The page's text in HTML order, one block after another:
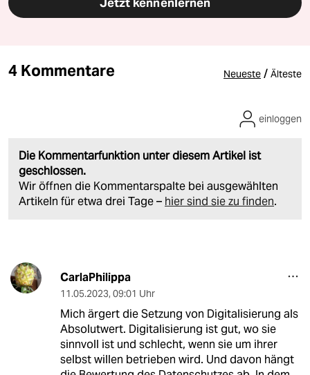
4 Kommentare Neueste / Älteste
Die Kommentarfunktion unter diesem Artikel ist
geschlossen.
Wir öffnen die Kommentarspalte bei ausgewählten
Artikeln für etwa drei Tage – hier sind sie zu finden.
einloggen
CarlaPhilippa
11.05.2023, 09:01 Uhr
Mich ärgert die Setzung von Digitalisierung als
Absolutwert. Digitalisierung ist gut, wo sie
sinnvoll ist und schlecht, wenn sie um ihrer
selbst willen betrieben wird. Und davon hängt